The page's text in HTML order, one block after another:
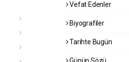
Vefat Edenler
Biyografiler
Tarihte Bugün